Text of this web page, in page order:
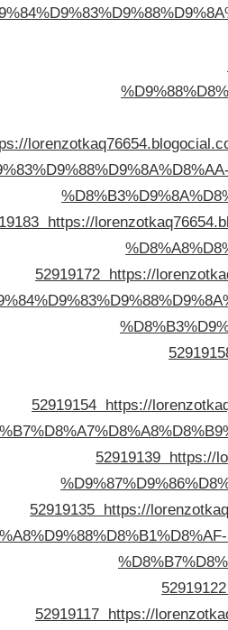
https://
52919172 https://
52919154 https://
52919139 https://
52919135 https://
52919122
52919117 https://